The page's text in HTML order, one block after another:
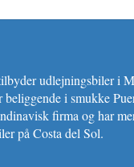
udlejningsbiler i
beliggende i smukke
firma og har
på Costa del Sol.